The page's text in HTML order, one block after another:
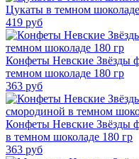
Цукаты в темном
419 руб
Конфеты Невские Звёзды
темном шоколаде 180 гр
363 руб
Конфеты Невские Звёзды
в темном шоколаде 180 гр
363 руб